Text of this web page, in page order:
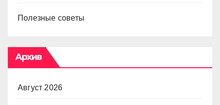
Полезные советы
Архив
Август 2026